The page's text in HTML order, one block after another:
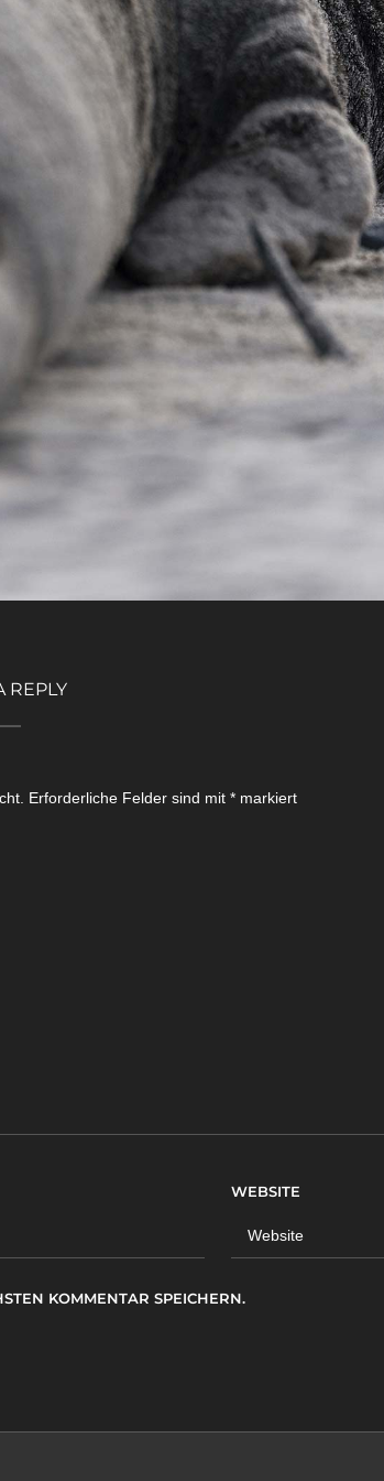
REPLY
Erforderliche Felder sind mit *markiert
WEBSITE
KOMMENTAR SPEICHERN.